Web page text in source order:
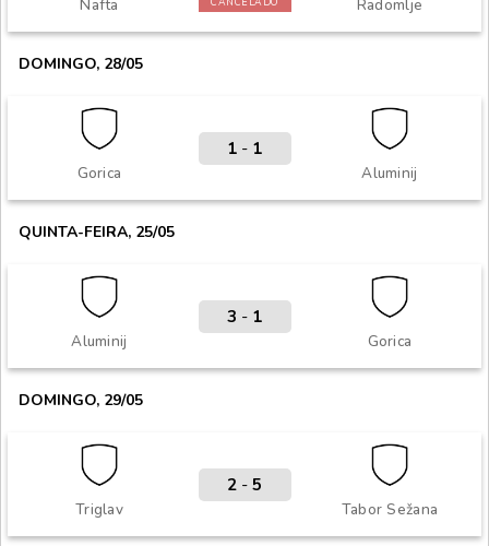
Nafta Radomlje
DOMINGO, 28/05
Gorica Aluminij
1 - 1
QUINTA-FEIRA, 25/05
Aluminij Gorica
3 - 1
DOMINGO, 29/05
Triglav Tabor Sežana
2 - 5